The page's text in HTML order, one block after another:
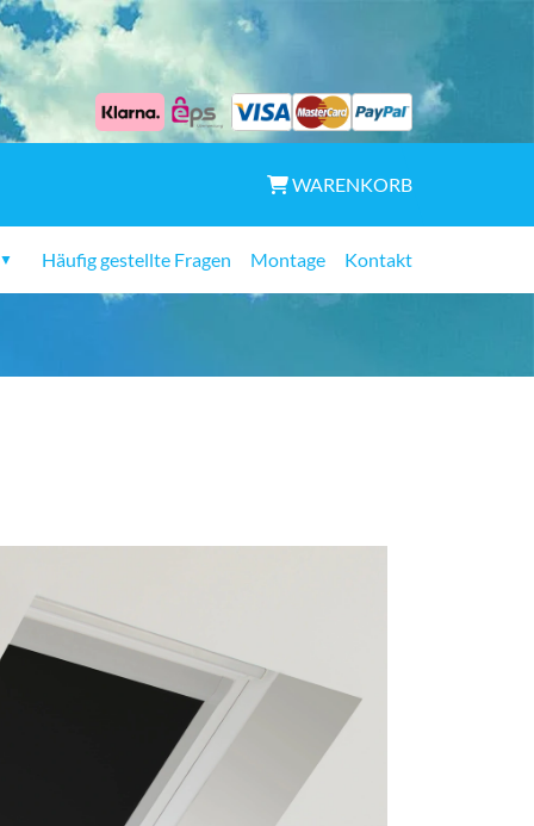
WARENKORB
▼ Häufig gestellte Fragen Montage Kontakt